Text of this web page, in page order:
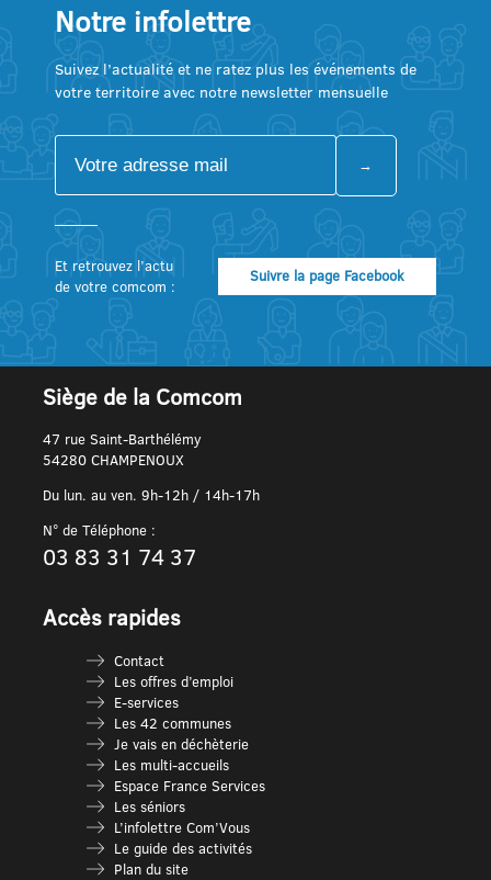
Notre infolettre
Suivez l’actualité et ne ratez plus les événements de
votre territoire avec notre newsletter mensuelle
Et retrouvez l’actu
de votre comcom :
Suivre la page Facebook
Siège de la Comcom
47 rue Saint-Barthélémy
54280 CHAMPENOUX
Du lun. au ven. 9h-12h / 14h-17h
N° de Téléphone :
03 83 31 74 37
Accès rapides
Contact
Les offres d’emploi
E-services
Les 42 communes
Je vais en déchèterie
Les multi-accueils
Espace France Services
Les séniors
L’infolettre Com’Vous
Le guide des activités
Plan du site